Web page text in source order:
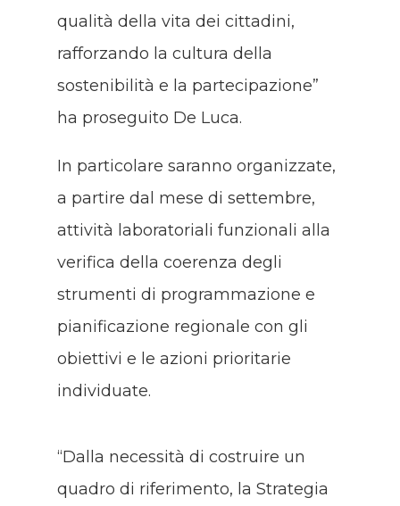
qualità della vita dei cittadini,
rafforzando la cultura della
sostenibilità e la partecipazione”
ha proseguito De Luca.
In particolare saranno organizzate,
a partire dal mese di settembre,
attività laboratoriali funzionali alla
verifica della coerenza degli
strumenti di programmazione e
pianificazione regionale con gli
obiettivi e le azioni prioritarie
individuate.
“Dalla necessità di costruire un
quadro di riferimento, la Strategia